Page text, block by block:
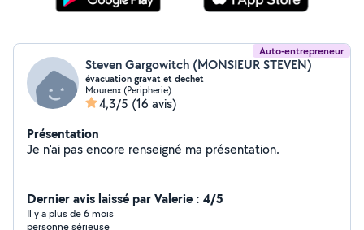
Auto-entrepreneur
Steven Gargowitch (MONSIEUR STEVEN)
évacuation gravat et dechet
Mourenx (Peripherie)
4,3/5 (16 avis)
Présentation
Je n'ai pas encore renseigné ma présentation.
Dernier avis laissé par Valerie : 4/5
Il y a plus de 6 mois
personne sérieuse